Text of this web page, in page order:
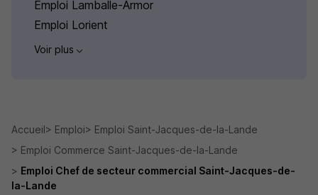
Emploi Lamballe-Armor
Emploi Lorient
Voir plus
Accueil Emploi
Emploi Saint-Jacques-de-la-Lande
Emploi Commerce Saint-Jacques-de-la-Lande
Emploi Chef de secteur commercial Saint-Jacques-de-
la-Lande